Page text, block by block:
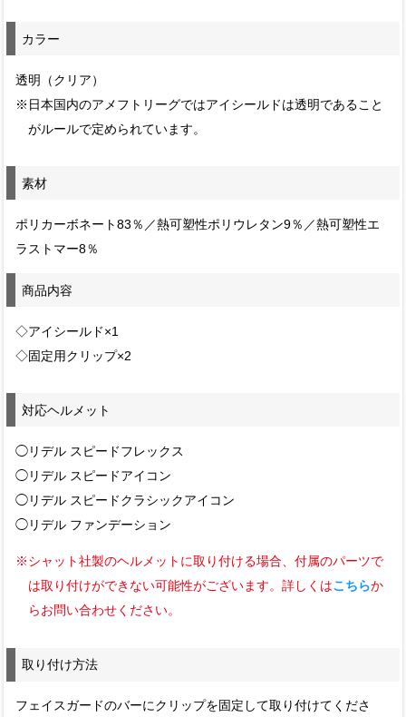
カラー
透明（クリア）
※日本国内のアメフトリーグではアイシールドは透明であること
がルールで定められています。
素材
ポリカーボネート83％／熱可塑性ポリウレタン9％／熱可塑性エ
ラストマー8％
商品内容
◇アイシールド×1
◇固定用クリップ×2
対応ヘルメット
◯リデル スピードフレックス
◯リデル スピードアイコン
◯リデル スピードクラシックアイコン
◯リデル ファンデーション
※シャット社製のヘルメットに取り付ける場合、付属のパーツで
は取り付けができない可能性がございます。詳しくはこちらか
らお問い合わせください。
取り付け方法
フェイスガードのバーにクリップを固定して取り付けてくださ